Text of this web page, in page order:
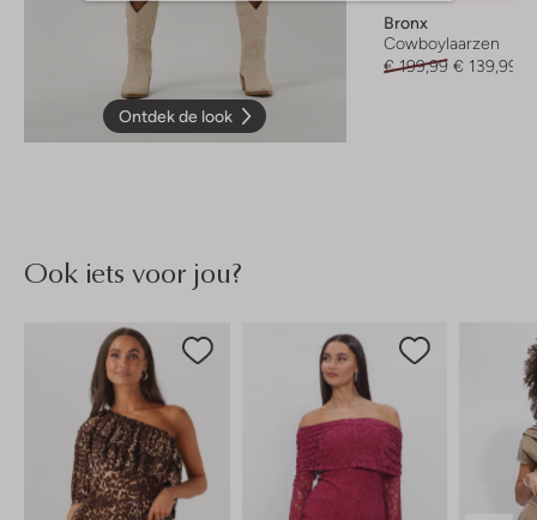
Ontdek de look
Bronx
Cowboylaarzen
€ 199,99 € 139,99
Ook iets voor jou?